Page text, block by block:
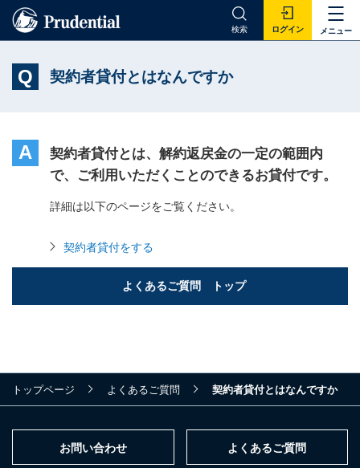
メニュー
検索 ログイン
Q 契約者貸付とはなんですか
A
契約者貸付とは、解約返戻金の一定の範囲内
で、ご利用いただくことのできるお貸付です。
詳細は以下のページをご覧ください。
契約者貸付をする
よくあるご質問 トップ
トップページ よくあるご質問 契約者貸付とはなんですか
お問い合わせ よくあるご質問